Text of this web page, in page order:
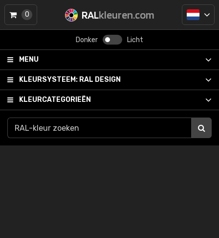
RALkleuren.com
Donker Licht
MENU
KLEURSYSTEEM: RAL DESIGN
KLEURCATEGORIEËN
0